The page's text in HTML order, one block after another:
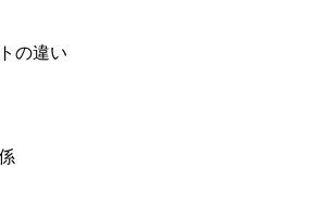
の違い